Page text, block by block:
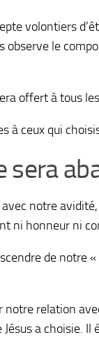
volontiers
observe le
offert à tous
à ceux qui
notre
ni honneur ni
de notre
relation
a